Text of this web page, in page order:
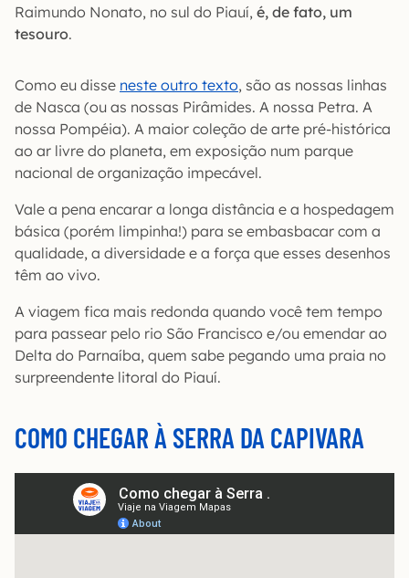
Raimundo Nonato, no sul do Piauí, é, de fato, um
tesouro.
Como eu disse neste outro texto, são as nossas linhas
de Nasca (ou as nossas Pirâmides. A nossa Petra. A
nossa Pompéia). A maior coleção de arte pré-histórica
ao ar livre do planeta, em exposição num parque
nacional de organização impecável.
Vale a pena encarar a longa distância e a hospedagem
básica (porém limpinha!) para se embasbacar com a
qualidade, a diversidade e a força que esses desenhos
têm ao vivo.
A viagem fica mais redonda quando você tem tempo
para passear pelo rio São Francisco e/ou emendar ao
Delta do Parnaíba, quem sabe pegando uma praia no
surpreendente litoral do Piauí.
COMO CHEGAR À SERRA DA CAPIVARA